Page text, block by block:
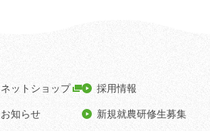
ネットショップ
お知らせ
採用情報
新規就農研修生募集